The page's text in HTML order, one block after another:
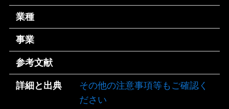
業種
事業
参考文献
詳細と出典
その他の注意事項等もご確認く
ださい